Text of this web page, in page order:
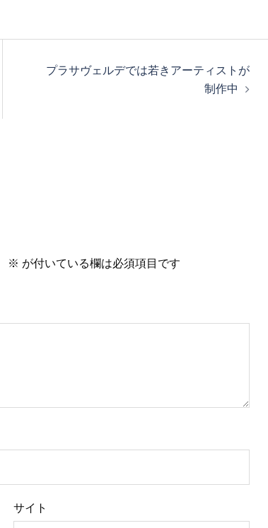
プラサヴェルデでは若きアーティストが
制作中
※ が付いている欄は必須項目です
サイト